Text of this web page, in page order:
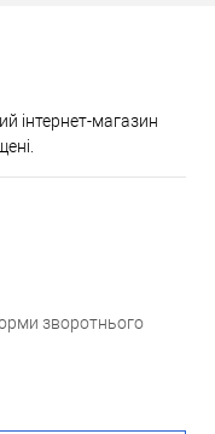
інтернет-магазин
зворотнього